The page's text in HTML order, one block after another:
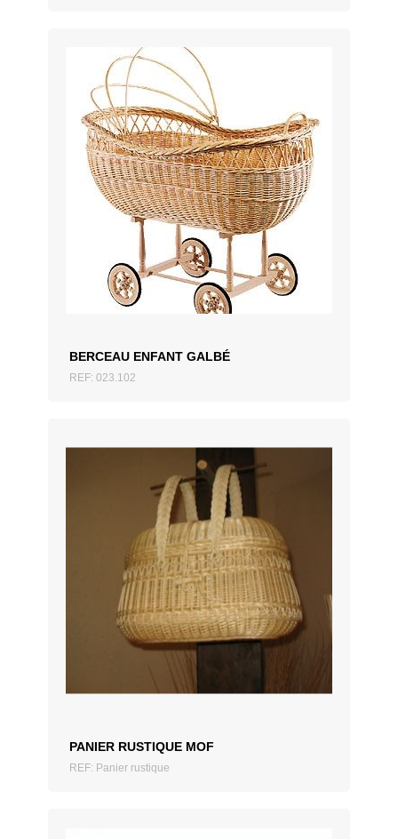
BERCEAU ENFANT GALBÉ
REF: 023.102
AJOUTER AU DEVIS
PANIER RUSTIQUE MOF
REF: Panier rustique
AJOUTER AU DEVIS